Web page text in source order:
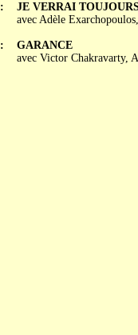
JE VERRAI
avec Adèle
GARANCE
avec Victor Chakravarty,